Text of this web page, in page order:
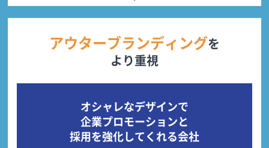
アウターブランディングを
より重視
オシャレなデザインで
企業プロモーションと
採用を強化してくれる会社